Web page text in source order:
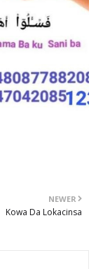
NEWER
Kowa Da Lokacinsa